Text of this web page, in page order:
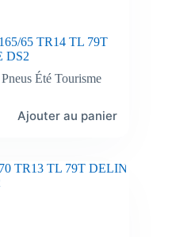
65 TR14 TL 79T
DS2
Pneus Été Tourisme
Ajouter au panier